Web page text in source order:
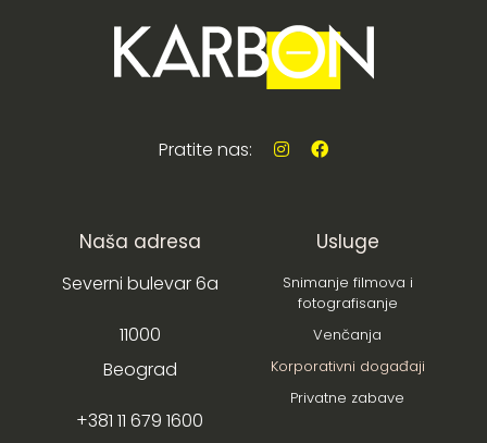
Pratite nas:
Naša adresa
Severni bulevar 6a
11000
Beograd
+381 11 679 1600
Usluge
Snimanje filmova i
fotografisanje
Venčanja
Korporativni događaji
Privatne zabave